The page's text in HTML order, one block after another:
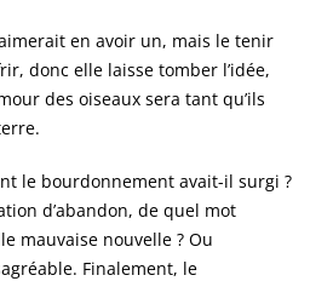
en avoir un, mais le tenir
donc elle laisse tomber l’idée,
des oiseaux sera tant qu’ils
le bourdonnement avait-il surgi ?
d’abandon, de quel mot
mauvaise nouvelle ? Ou
Finalement, le